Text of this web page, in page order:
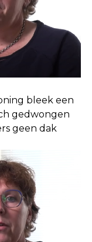
bleek een
gedwongen
geen dak